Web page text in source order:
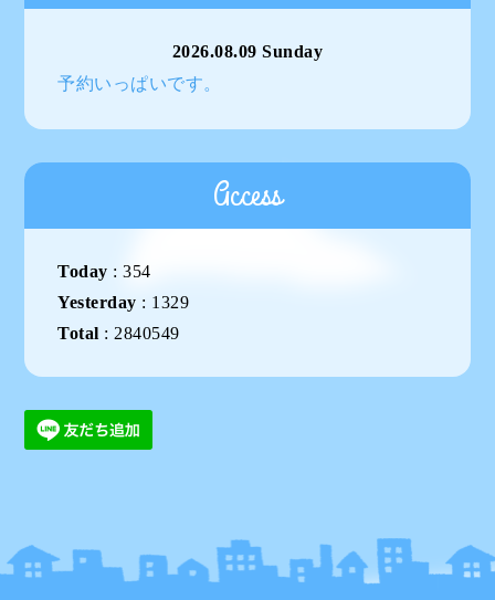
2026.08.09 Sunday
予約いっぱいです。
Access
Today :354
Yesterday : 1329
Total : 2840549